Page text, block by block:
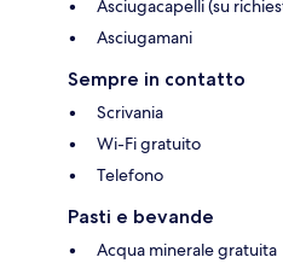
Asciugacapelli (su
Asciugamani
Sempre in contatto
Scrivania
Wi-Fi gratuito
Telefono
Pasti e bevande
Acqua minerale gratuita